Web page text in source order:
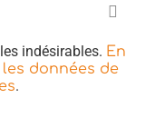
indésirables. En
données de
.